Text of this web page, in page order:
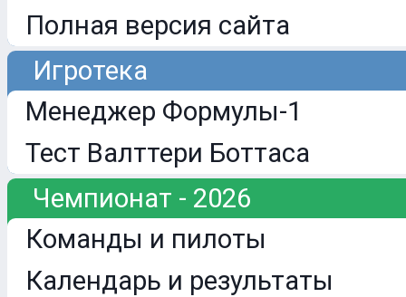
Полная версия сайта
Игротека
Менеджер Формулы-1
Тест Валттери Боттаса
Чемпионат - 2026
Команды и пилоты
Календарь и результаты